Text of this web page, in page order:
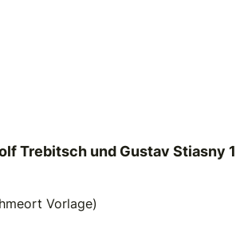
Trebitsch und Gustav Stiasny
Vorlage)